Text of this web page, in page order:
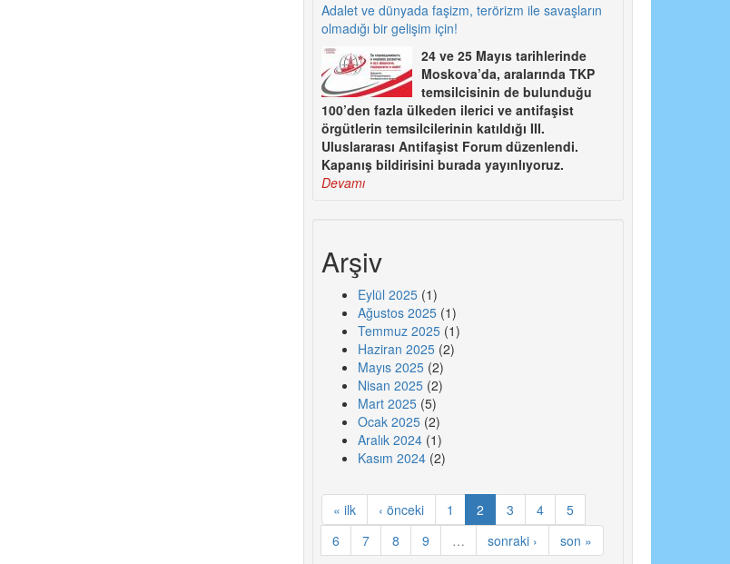
Adalet ve dünyada faşizm, terörizm ile savaşların
olmadığı bir gelişim için!
24 ve 25 Mayıs tarihlerinde
Moskova’da, aralarında TKP
temsilcisinin de bulunduğu
100’den fazla ülkeden ilerici ve antifaşist
örgütlerin temsilcilerinin katıldığı III.
Uluslararası Antifaşist Forum düzenlendi.
Kapanış bildirisini burada yayınlıyoruz.
Devamı
Arşiv
Eylül 2025(1)
Ağustos 2025(1)
Temmuz 2025(1)
Haziran 2025(2)
Mayıs 2025(2)
Nisan 2025(2)
Mart 2025(5)
Ocak 2025(2)
Aralık 2024(1)
Kasım 2024(2)
« ilk ‹ önceki 1 2 3 4
5
6
7 8 9 … sonraki › son »